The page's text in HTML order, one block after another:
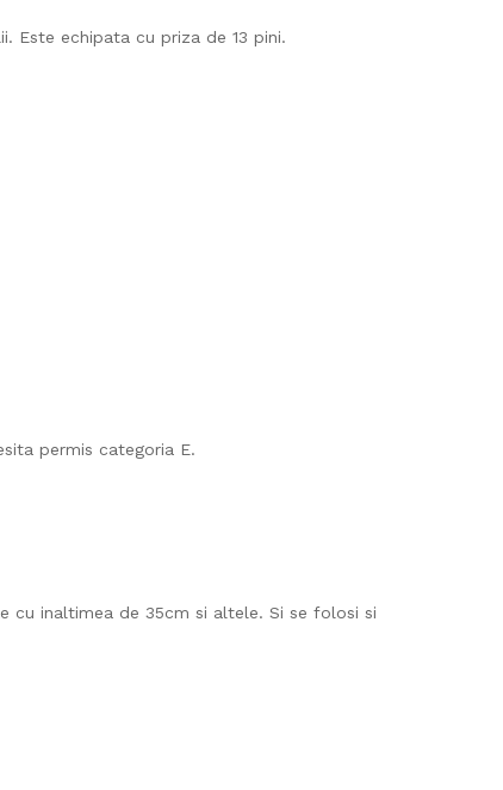
Este echipata cu priza de 13 pini.
permis categoria E.
cu inaltimea de 35cm si altele. Si se folosi si